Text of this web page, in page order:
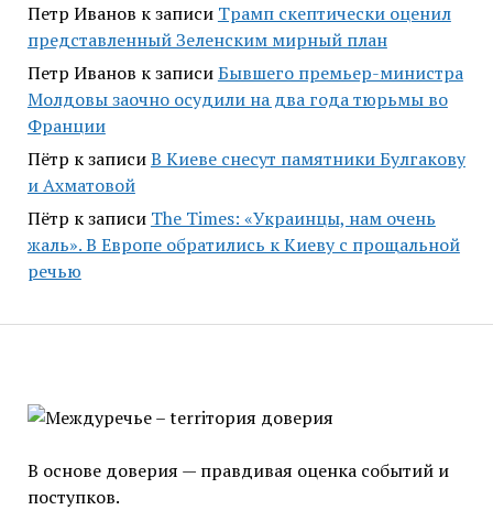
Петр Иванов к записи Трамп скептически оценил
представленный Зеленским мирный план
Петр Иванов к записиБывшего премьер-министра
Молдовы заочно осудили на два года тюрьмы во
Франции
Пётр к записиВ Киеве снесут памятники Булгакову
и Ахматовой
Пётр к записи Тhe Times: «Украинцы, нам очень
жаль». В Европе обратились к Киеву с прощальной
речью
В основе доверия — правдивая оценка событий и
поступков.